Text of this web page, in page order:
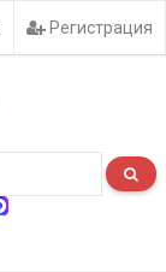
Регистрация